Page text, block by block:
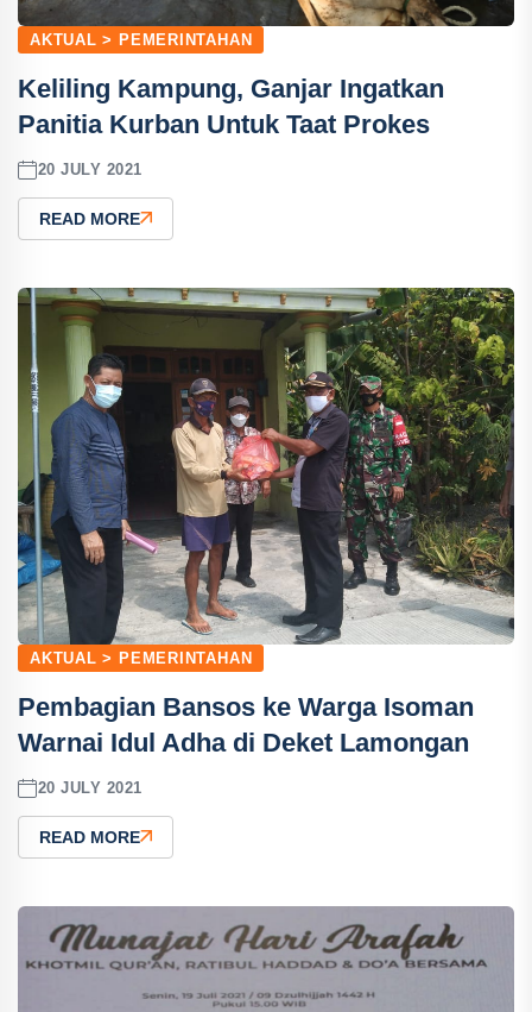
AKTUAL > PEMERINTAHAN
Keliling Kampung, Ganjar Ingatkan
Panitia Kurban Untuk Taat Prokes
20 JULY 2021
READ MORE
AKTUAL > PEMERINTAHAN
Pembagian Bansos ke Warga Isoman
Warnai Idul Adha di Deket Lamongan
20 JULY 2021
READ MORE